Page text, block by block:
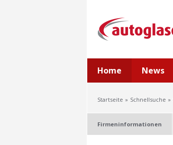
Home News
Startseite Schnellsuche
Firmeninformationen